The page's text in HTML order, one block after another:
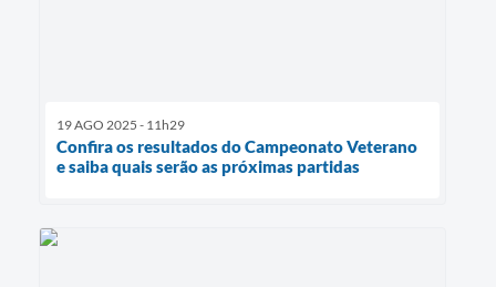
19 AGO 2025 - 11h29
Confira os resultados do Campeonato Veterano
e saiba quais serão as próximas partidas